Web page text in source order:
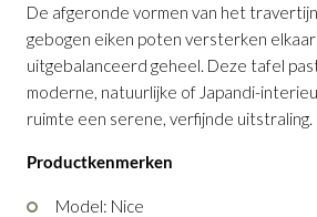
De afgeronde vormen van het
gebogen eiken poten versterken elkaar
uitgebalanceerd geheel. Deze tafel
moderne, natuurlijke of Japandi-
ruimte een serene, verfijnde uitstraling.
Productkenmerken
Model: Nice
Eettafel Nice Ø140 cm
Productnummer: G10150000644